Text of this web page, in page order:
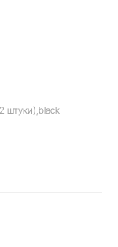
штуки),black